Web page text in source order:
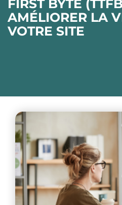
FIRST BYTE
AMÉLIORER LA
VOTRE SITE